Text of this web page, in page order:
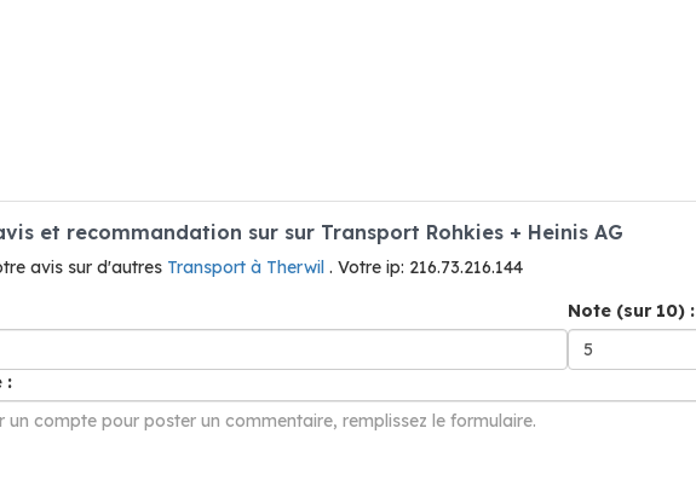
et recommandation sur sur Transport Rohkies + Heinis AG
avis sur d'autres Transport à Therwil . Votre ip: 216.73.216.144
Note (sur 10) :
: